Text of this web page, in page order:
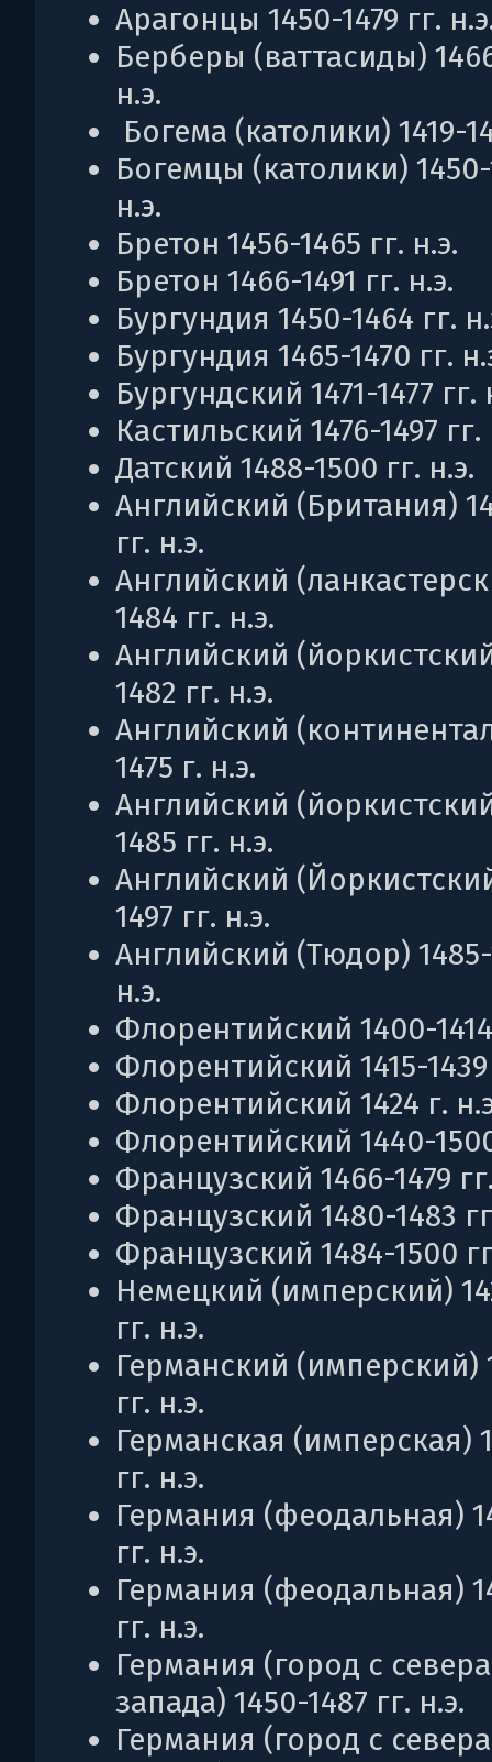
Арагонцы 1450-1479 гг.
Берберы (ваттасиды)
н.э.
Богема (католики) 1419-
Богемцы (католики) 1450-
н.э.
Бретон 1456-1465 гг. н.э.
Бретон 1466-1491 гг. н.э.
Бургундия 1450-1464 гг.
Бургундия 1465-1470 гг.
Бургундский 1471-1477 гг.
Кастильский 1476-1497 гг.
Датский 1488-1500 гг. н.э.
Английский (Британия)
гг. н.э.
Английский
1484 гг. н.э.
Английский
1482 гг. н.э.
Английский
1475 г. н.э.
Английский
1485 гг. н.э.
Английский
1497 гг. н.э.
Английский (Тюдор) 1485-
н.э.
Флорентийский 1400-1414
Флорентийский 1415-1439
Флорентийский 1424 г.
Флорентийский 1440-
Французский 1466-1479
Французский 1480-1483
Французский 1484-1500
Немецкий (имперский)
гг. н.э.
Германский (имперский)
гг. н.э.
Германская (имперская)
гг. н.э.
Германия (феодальная)
гг. н.э.
Германия (феодальная)
гг. н.э.
Германия (город с
запада) 1450-1487 гг. н.э.
Германия (город с